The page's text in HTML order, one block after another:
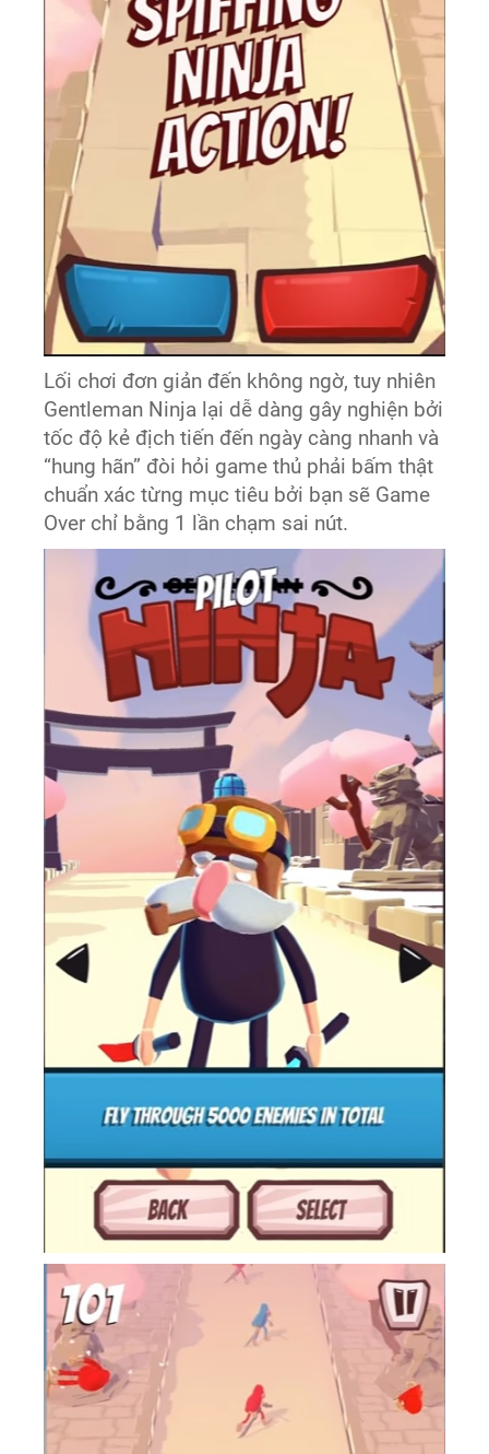
Lối chơi đơn giản đến không ngờ, tuy nhiên
Gentleman Ninja lại dễ dàng gây nghiện bởi
tốc độ kẻ địch tiến đến ngày càng nhanh và
“hung hãn” đòi hỏi game thủ phải bấm thật
chuẩn xác từng mục tiêu bởi bạn sẽ Game
Over chỉ bằng 1 lần chạm sai nút.